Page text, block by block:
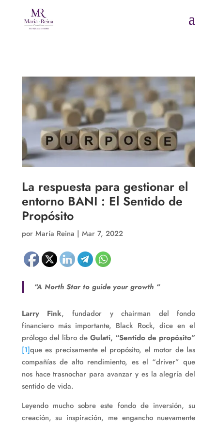
La respuesta para gestionar el
entorno BANI : El Sentido de
Propósito
por María Reina | Mar 7, 2022
“A North Star to guide your growth “
Larry Fink, fundador y chairman del fondo
financiero más importante, Black Rock, dice en el
prólogo del libro deGulati, “Sentido de propósito”
[1]que es precisamente el propósito, el motor de las
compañías de alto rendimiento, es el “driver” que
nos hace trasnochar para avanzar y es la alegría del
sentido de vida.
Leyendo mucho sobre este fondo de inversión, su
creación, su inspiración, me engancho nuevamente